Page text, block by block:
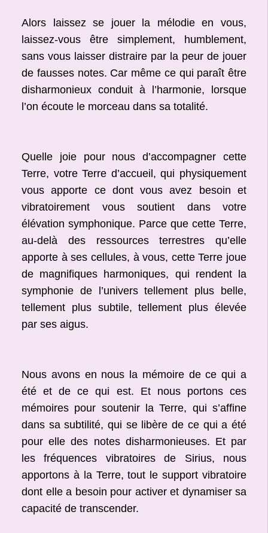
Alors laissez se jouer la mélodie en vous,
laissez-vous être simplement, humblement,
sans vous laisser distraire par la peur de jouer
de fausses notes. Car même ce qui paraît être
disharmonieux conduit à l’harmonie, lorsque
l’on écoute le morceau dans sa totalité.
Quelle joie pour nous d’accompagner cette
Terre, votre Terre d’accueil, qui physiquement
vous apporte ce dont vous avez besoin et
vibratoirement vous soutient dans votre
élévation symphonique. Parce que cette Terre,
au-delà des ressources terrestres qu’elle
apporte à ses cellules, à vous, cette Terre joue
de magnifiques harmoniques, qui rendent la
symphonie de l’univers tellement plus belle,
tellement plus subtile, tellement plus élevée
par ses aigus.
Nous avons en nous la mémoire de ce qui a
été et de ce qui est. Et nous portons ces
mémoires pour soutenir la Terre, qui s’affine
dans sa subtilité, qui se libère de ce qui a été
pour elle des notes disharmonieuses. Et par
les fréquences vibratoires de Sirius, nous
apportons à la Terre, tout le support vibratoire
dont elle a besoin pour activer et dynamiser sa
capacité de transcender.